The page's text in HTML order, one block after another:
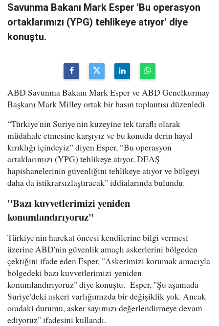
Savunma Bakanı Mark Esper 'Bu operasyon
ortaklarımızı (YPG) tehlikeye atıyor' diye
konuştu.
ABD Savunma Bakanı Mark Esper ve ABD Genelkurmay
Başkanı Mark Milley ortak bir basın toplantısı düzenledi.
“Türkiye'nin Suriye'nin kuzeyine tek taraflı olarak
müdahale etmesine karşıyız ve bu konuda derin hayal
kırıklığı içindeyiz” diyen Esper, “Bu operasyon
ortaklarımızı (YPG) tehlikeye atıyor, DEAŞ
hapishanelerinin güvenliğini tehlikeye atıyor ve bölgeyi
daha da istikrarsızlaştıracak" iddialarında bulundu.
"Bazı kuvvetlerimizi yeniden
konumlandırıyoruz"
Türkiye'nin harekat öncesi kendilerine bilgi vermesi
üzerine ABD'nin güvenlik amaçlı askerlerini bölgeden
çektiğini ifade eden Esper, "Askerimizi korumak amacıyla
bölgedeki bazı kuvvetlerimizi yeniden
konumlandırıyoruz" diye konuştu. Esper, "Şu aşamada
Suriye'deki askeri varlığımızda bir değişiklik yok. Ancak
oradaki durumu, asker sayımızı değerlendirmeye devam
ediyoruz" ifadesini kullandı.